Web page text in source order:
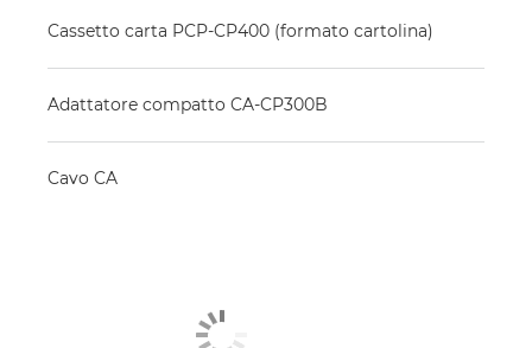
Cassetto carta PCP-CP400 (formato cartolina)
Adattatore compatto CA-CP300B
Cavo CA